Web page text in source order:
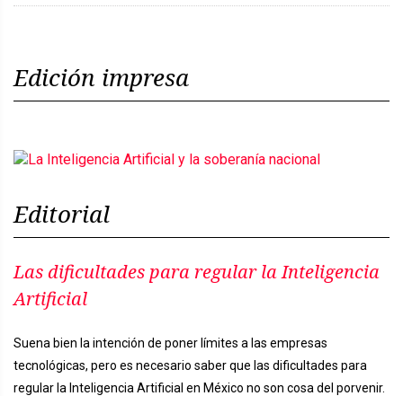
Edición impresa
Editorial
Las dificultades para regular la Inteligencia
Artificial
Suena bien la intención de poner límites a las empresas
tecnológicas, pero es necesario saber que las dificultades para
regular la Inteligencia Artificial en México no son cosa del porvenir.